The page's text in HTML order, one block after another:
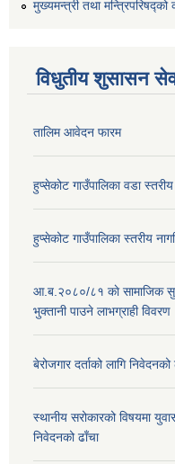
मुख्यमन्त्री तथा मन्त्रिपरिषद्को
विधुतीय शुसासन
तालिम आवेदन फारम
हुप्सेकोट गाउँपालिका वडा
हुप्सेकोट गाउँपालिका स्तरीय
आ.ब.२०८०/८१ काे सामाजिक
भुक्तानी पाउने लाभग्राही विवरण
बेरोजगार दर्ताको लागि निवेदनको
स्थानीय सरोकारको विषयमा
निवेदनको ढाँचा